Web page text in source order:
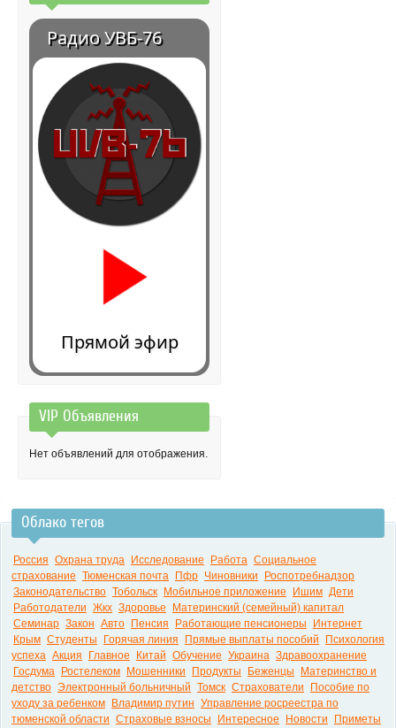
Радио УВБ-76
0:00
Прямой эфир
VIP Объявления
Нет объявлений для отображения.
Облако тегов
Россия Охрана труда Исследование Работа Социальное
страхование Тюменская почта Пфр Чиновники
Роспотребнадзор
Законодательство Тобольск Мобильное приложение Ишим Дети
Работодатели Жкх Здоровье
Материнский (семейный) капитал
Семинар Закон Авто Пенсия Работающие пенсионеры
Интернет
Крым Студенты Горячая линия Прямые выплаты пособий
Психология
успеха Акция Главное Китай Обучение Украина Здравоохранение
Госдума
Ростелеком Мошенники Продукты Беженцы
Материнство и
детство Электронный больничный Томск Страхователи
Пособие по
уходу за ребенком
Владимир путин Управление росреестра по
тюменской области Страховые взносы Интересное Новости
Приметы